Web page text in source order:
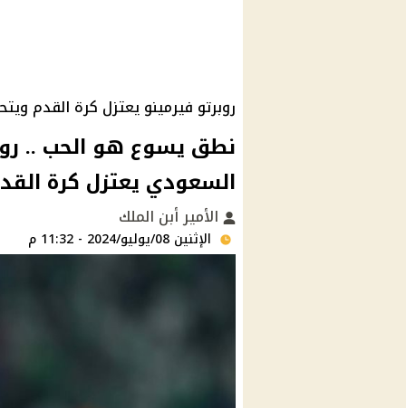
روبرتو فيرمينو يعتزل كرة القدم
نطق يسوع هو الحب ..
السعودي يعتزل كرة
الأمير أبن الملك
الإثنين 08/يوليو/2024 - 11:32 م